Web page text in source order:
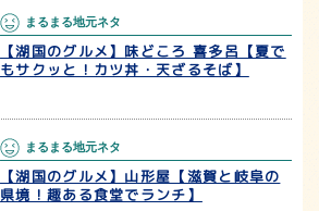
まるまる地元ネタ
【湖国のグルメ】味どころ 喜多呂【夏で
もサクッと！カツ丼・天ざるそば】
まるまる地元ネタ
【湖国のグルメ】山形屋【滋賀と岐阜の
県境！趣ある食堂でランチ】